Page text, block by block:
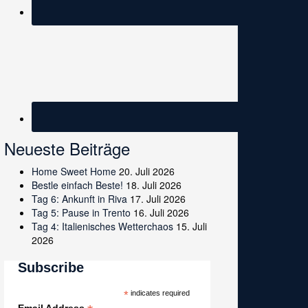
Neueste Beiträge
Home Sweet Home 20. Juli 2026
Bestle einfach Beste! 18. Juli 2026
Tag 6: Ankunft in Riva 17. Juli 2026
Tag 5: Pause in Trento 16. Juli 2026
Tag 4: Italienisches Wetterchaos 15. Juli
2026
Subscribe
*indicates required